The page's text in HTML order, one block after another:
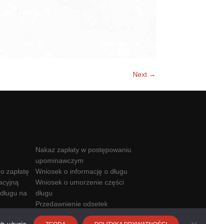
Next →
zapłatę
na
Nakaz zapłaty w postępowaniu
upominawczym
Wniosek o informację o długu
Wniosek o umorzenie części
długu
Przedawnienie odsetek
Kwota wolna od komornika